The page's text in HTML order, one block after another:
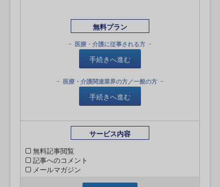
無料プラン
医療・介護に従事される方
手続きへ進む
医療・介護関連業界の方／一般の方
手続きへ進む
サービス内容
無料記事閲覧
記事へのコメント
メールマガジン